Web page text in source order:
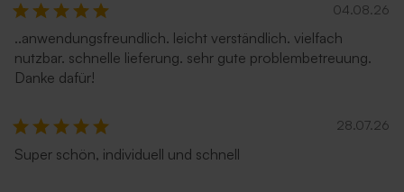
04.08.26
..anwendungsfreundlich. leicht verständlich. vielfach
nutzbar. schnelle lieferung. sehr gute problembetreuung.
Danke dafür!
28.07.26
Super schön, individuell und schnell